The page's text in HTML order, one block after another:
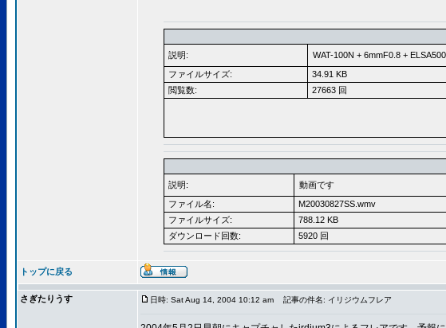
説明:
WAT-100N + 6mmF0.8 +
ファイルサイズ:
34.91 KB
閲覧数:
27663 回
説明: 動画です
ファイル名:
M20030827SS.wmv
ファイルサイズ:
788.12 KB
ダウンロード回数:
5920 回
トップに戻る
さぎたりうす 日時: Sat Aug 14, 2004 10:12 am 記事の件名: イリジウムフレア